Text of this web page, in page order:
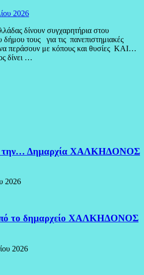
2026
δίνουν συγχαρητήρια στου
δήμου τους για τις πανεπιστημιακές
περάσουν με κόπους και θυσίες ΚΑΙ…
δίνει …
την… Δημαρχία ΧΑΛΚΗΔΟΝΟΣ
2026
το δημαρχείο ΧΑΛΚΗΔΟΝΟΣ
2026